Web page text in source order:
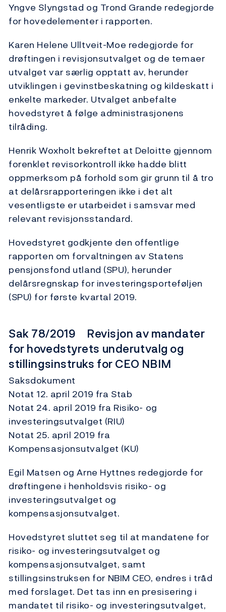
Yngve Slyngstad og Trond Grande redegjorde
for hovedelementer i rapporten.
Karen Helene Ulltveit-Moe redegjorde for
drøftingen i revisjonsutvalget og de temaer
utvalget var særlig opptatt av, herunder
utviklingen i gevinstbeskatning og kildeskatt i
enkelte markeder. Utvalget anbefalte
hovedstyret å følge administrasjonens
tilråding.
Henrik Woxholt bekreftet at Deloitte gjennom
forenklet revisorkontroll ikke hadde blitt
oppmerksom på forhold som gir grunn til å tro
at delårs­rapporteringen ikke i det alt
vesentligste er utarbeidet i samsvar med
relevant revisjonsstandard.
Hovedstyret godkjente den offentlige
rapporten om forvaltningen av Statens
pensjonsfond utland (SPU), herunder
delårsregnskap for investeringsporteføljen
(SPU) for første kvartal 2019.
Sak 78/2019 Revisjon av mandater
for hovedstyrets underutvalg og
stillingsinstruks for CEO NBIM
Saksdokument
Notat 12. april 2019 fra Stab
Notat 24. april 2019 fra Risiko- og
investeringsutvalget (RIU)
Notat 25. april 2019 fra
Kompensasjonsutvalget (KU)
Egil Matsen og Arne Hyttnes redegjorde for
drøftingene i henholdsvis risiko- og
investeringsutvalget og
kompensasjonsutvalget.
Hovedstyret sluttet seg til at mandatene for
risiko- og investeringsutvalget og
kompensasjonsutvalget, samt
stillingsinstruksen for NBIM CEO, endres i tråd
med forslaget. Det tas inn en presisering i
mandatet til risiko- og investeringsutvalget,